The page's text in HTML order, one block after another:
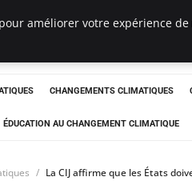
CHANGEMENTS CLIMATIQUES
ÉDUCATION AU CHANGEMENT CLIMATIQUE
La CIJ affirme que les États
améliorer votre expérience